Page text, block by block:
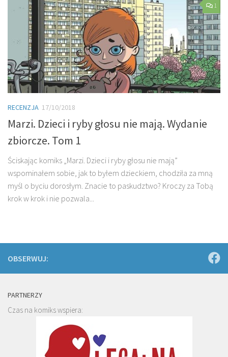
1
RECENZJA 17/10/2018
Marzi. Dzieci i ryby głosu nie mają. Wydanie
zbiorcze. Tom 1
Ściskając komiks „Marzi. Dzieci i ryby głosu nie mają”
wspominałem sobie, jak to byłem dzieckiem, chodziła za mną
myśl o byciu dorosłym. Znacie to paskudztwo? Kroczy za Tobą
krok w krok i nie pozwala...
OBSERWUJ:
PARTNERZY
Czas na komiks wspiera: